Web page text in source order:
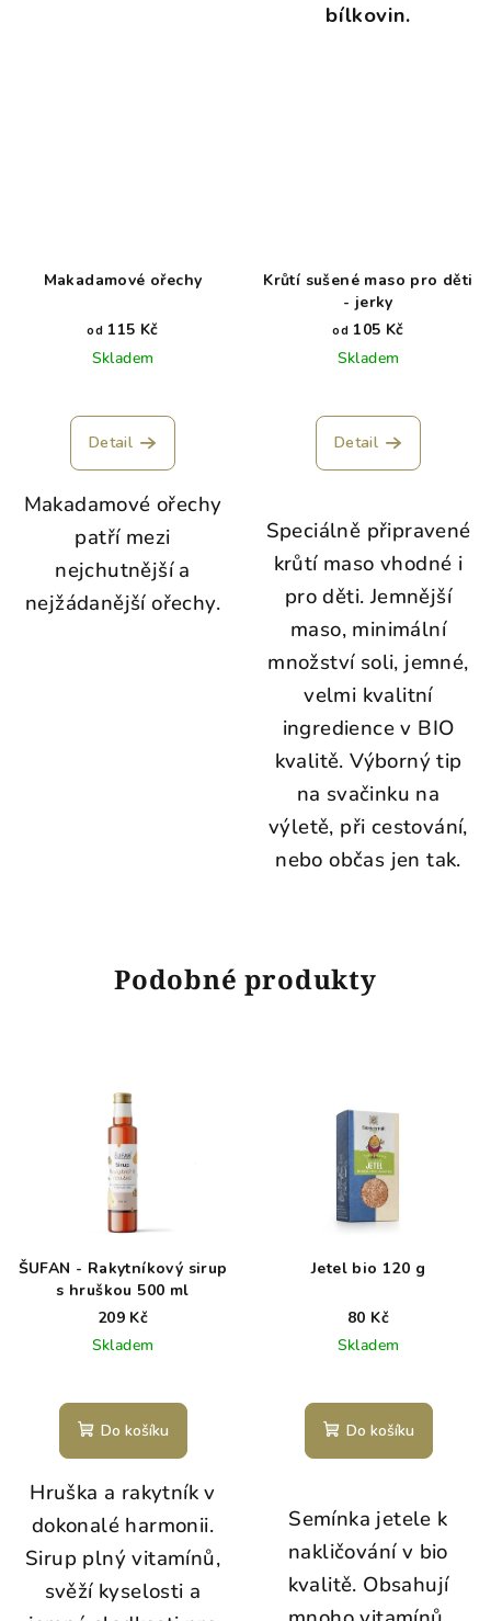
bílkovin.
Makadamové ořechy
od 115 Kč
Skladem
Detail
Makadamové ořechy
patří mezi
nejchutnější a
nejžádanější ořechy.
Krůtí sušené maso pro děti
- jerky
od 105 Kč
Skladem
Detail
Speciálně připravené
krůtí maso vhodné i
pro děti. Jemnější
maso, minimální
množství soli, jemné,
velmi kvalitní
ingredience v BIO
kvalitě. Výborný tip
na svačinku na
výletě, při cestování,
nebo občas jen tak.
Podobné produkty
ŠUFAN - Rakytníkový sirup
s hruškou 500 ml
209 Kč
Skladem
Do košíku
Hruška a rakytník v
dokonalé harmonii.
Sirup plný vitamínů,
svěží kyselosti a
Jetel bio 120 g
80 Kč
Skladem
Do košíku
Semínka jetele k
nakličování v bio
kvalitě. Obsahují